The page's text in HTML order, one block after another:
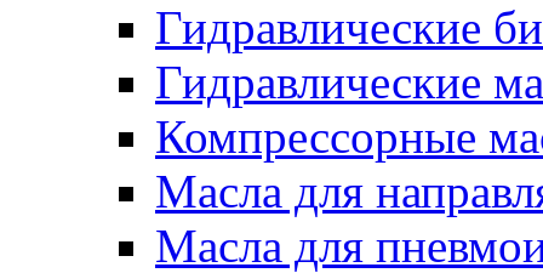
Гидравлические
Гидравлические
Компрессорные
Масла для
Масла для